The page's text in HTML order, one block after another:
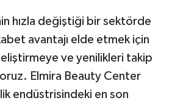
hızla değiştiği bir sektörde
avantajı elde etmek için
ve yenilikleri takip
Elmira Beauty Center
endüstrisindeki en son